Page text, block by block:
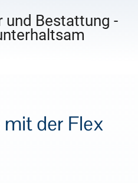
und Bestattung -
der Flex